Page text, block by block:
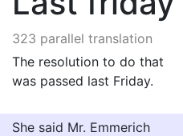
323 parallel translation
The resolution to do that
was passed last Friday.
She said Mr. Emmerich